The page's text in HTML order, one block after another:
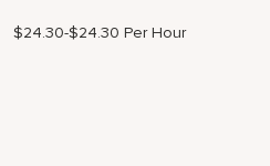
$24.30-$24.30 Per Hour